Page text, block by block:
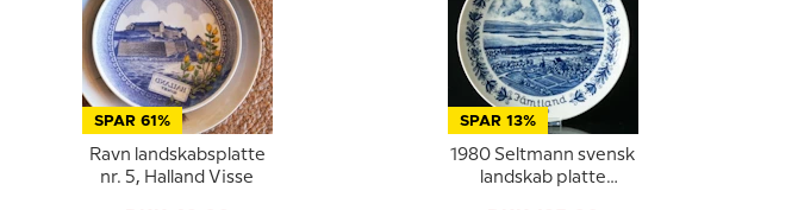
SPAR 61%
Ravn landskabsplatte
nr. 5, Halland Visse
SPAR 13%
1980 Seltmann svensk
landskab platte